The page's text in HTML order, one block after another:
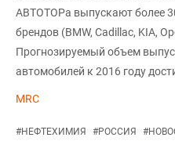
АВТОТОРа выпускают более
брендов (BMW, Cadillac, KIA,
Прогнозируемый объем
автомобилей к 2016 году
MRC
#НЕФТЕХИМИЯ #РОССИЯ #